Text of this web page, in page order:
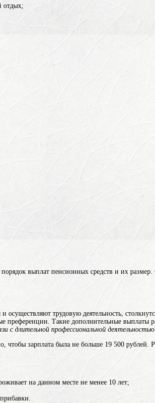
отдых;
выплат пенсионных средств и их
осуществляют трудовую деятельность,
преференции. Такие дополнительные
с длительной про­фессиональной деятельностью
чтобы зарплата была не больше 19 500
на данном месте не менее 10 лет;